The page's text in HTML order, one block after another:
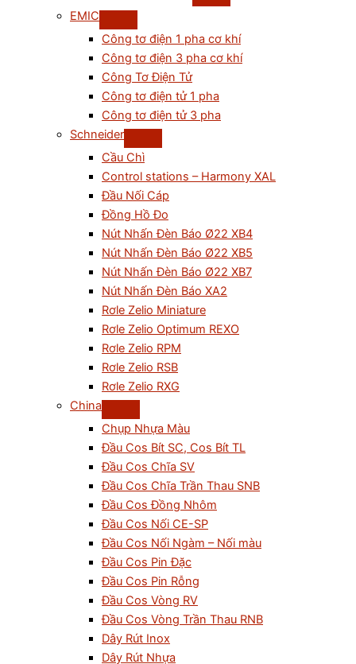
EMIC
Công tơ điện 1 pha cơ khí
Công tơ điện 3 pha cơ khí
Công Tơ Điện Tử
Công tơ điện tử 1 pha
Công tơ điện tử 3 pha
Schneider
Cầu Chì
Control stations – Harmony XAL
Đầu Nối Cáp
Đồng Hồ Đo
Nút Nhấn Đèn Báo Ø22 XB4
Nút Nhấn Đèn Báo Ø22 XB5
Nút Nhấn Đèn Báo Ø22 XB7
Nút Nhấn Đèn Báo XA2
Rơle Zelio Miniature
Rơle Zelio Optimum REXO
Rơle Zelio RPM
Rơle Zelio RSB
Rơle Zelio RXG
China
Chụp Nhựa Màu
Đầu Cos Bít SC, Cos Bít TL
Đầu Cos Chĩa SV
Đầu Cos Chĩa Trần Thau SNB
Đầu Cos Đồng Nhôm
Đầu Cos Nối CE-SP
Đầu Cos Nối Ngàm – Nối màu
Đầu Cos Pin Đặc
Đầu Cos Pin Rỗng
Đầu Cos Vòng RV
Đầu Cos Vòng Trần Thau RNB
Dây Rút Inox
Dây Rút Nhựa